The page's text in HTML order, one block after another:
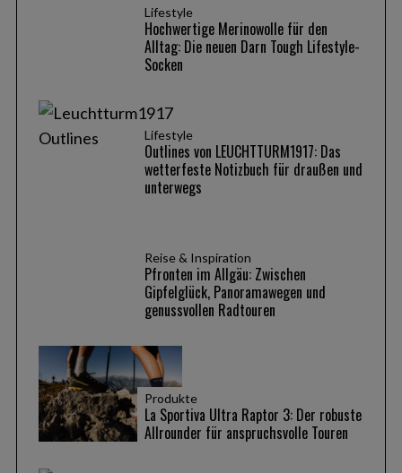
Lifestyle
Hochwertige Merinowolle für den
Alltag: Die neuen Darn Tough Lifestyle-
Socken
Lifestyle
Outlines von LEUCHTTURM1917: Das
wetterfeste Notizbuch für draußen und
unterwegs
Reise & Inspiration
Pfronten im Allgäu: Zwischen
Gipfelglück, Panoramawegen und
genussvollen Radtouren
Produkte
La Sportiva Ultra Raptor 3: Der robuste
Allrounder für anspruchsvolle Touren